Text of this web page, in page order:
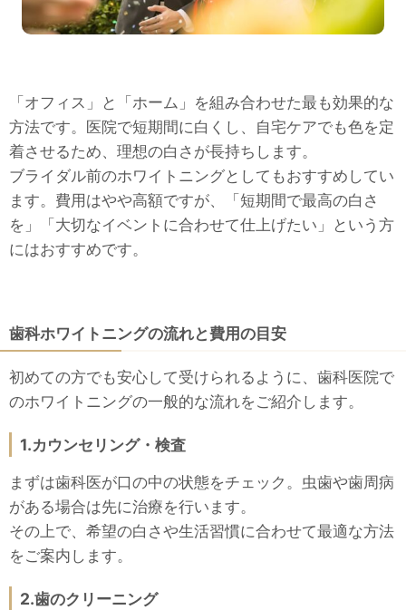
「オフィス」と「ホーム」を組み合わせた最も効果的な
方法です。医院で短期間に白くし、自宅ケアでも色を定
着させるため、理想の白さが長持ちします。
ブライダル前のホワイトニングとしてもおすすめしてい
ます。費用はやや高額ですが、「短期間で最高の白さ
を」「大切なイベントに合わせて仕上げたい」という方
にはおすすめです。
歯科ホワイトニングの流れと費用の目安
初めての方でも安心して受けられるように、歯科医院で
のホワイトニングの一般的な流れをご紹介します。
1.カウンセリング・検査
まずは歯科医が口の中の状態をチェック。虫歯や歯周病
がある場合は先に治療を行います。
その上で、希望の白さや生活習慣に合わせて最適な方法
をご案内します。
2.歯のクリーニング